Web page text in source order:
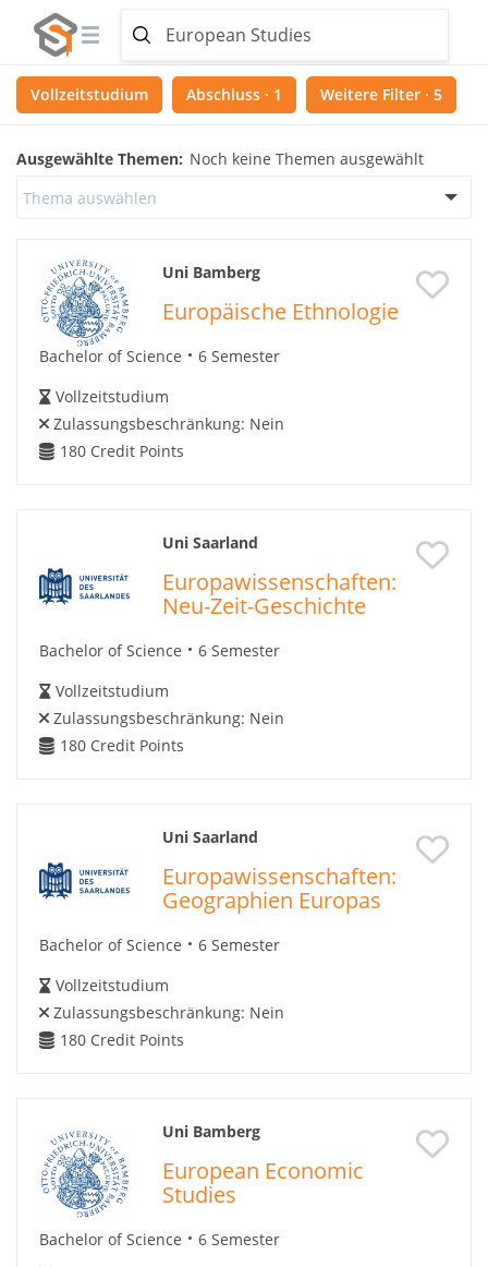
Vollzeitstudium Abschluss · 1 Weitere Filter · 5
Ausgewählte Themen: Noch keine Themen ausgewählt
Thema auswählen
Uni Bamberg
Europäische Ethnologie
Bachelor of Science
6 Semester
Vollzeitstudium
Zulassungsbeschränkung: Nein
180 Credit Points
Uni Saarland
Europawissenschaften:
Neu-Zeit-Geschichte
Bachelor of Science
6 Semester
Vollzeitstudium
Zulassungsbeschränkung: Nein
180 Credit Points
Uni Saarland
Europawissenschaften:
Geographien Europas
Bachelor of Science
6 Semester
Vollzeitstudium
Zulassungsbeschränkung: Nein
180 Credit Points
Uni Bamberg
European Economic
Studies
Bachelor of Science
6 Semester